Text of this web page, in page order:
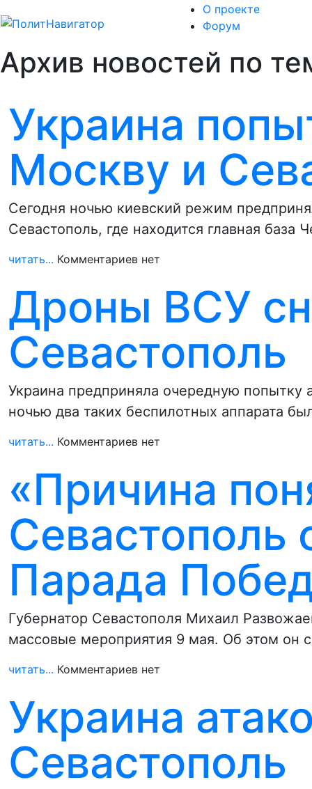
О проекте
Форум
Архив новостей по
Украина
Москву и
Сегодня ночью киевский режим
Севастополь, где находится главная
читать... Комментариев нет
Дроны ВСУ
Севастополь
Украина предприняла очередную попытку
ночью два таких беспилотных аппарата
читать... Комментариев нет
«Причина
Севастополь
Парада
Губернатор Севастополя Михаил
массовые мероприятия 9 мая. Об этом он
читать... Комментариев нет
Украина
Севастополь